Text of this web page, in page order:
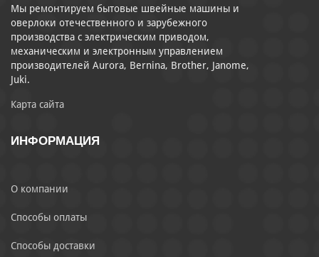
Мы ремонтируем бытовые швейные машины и
оверлоки отечественного и зарубежного
производства с электрическим приводом,
механическим и электронным управлением
производителей Aurora, Bernina, Brother, Janome,
Juki.
Карта сайта
ИНФОРМАЦИЯ
О компании
Способы оплаты
Способы доставки